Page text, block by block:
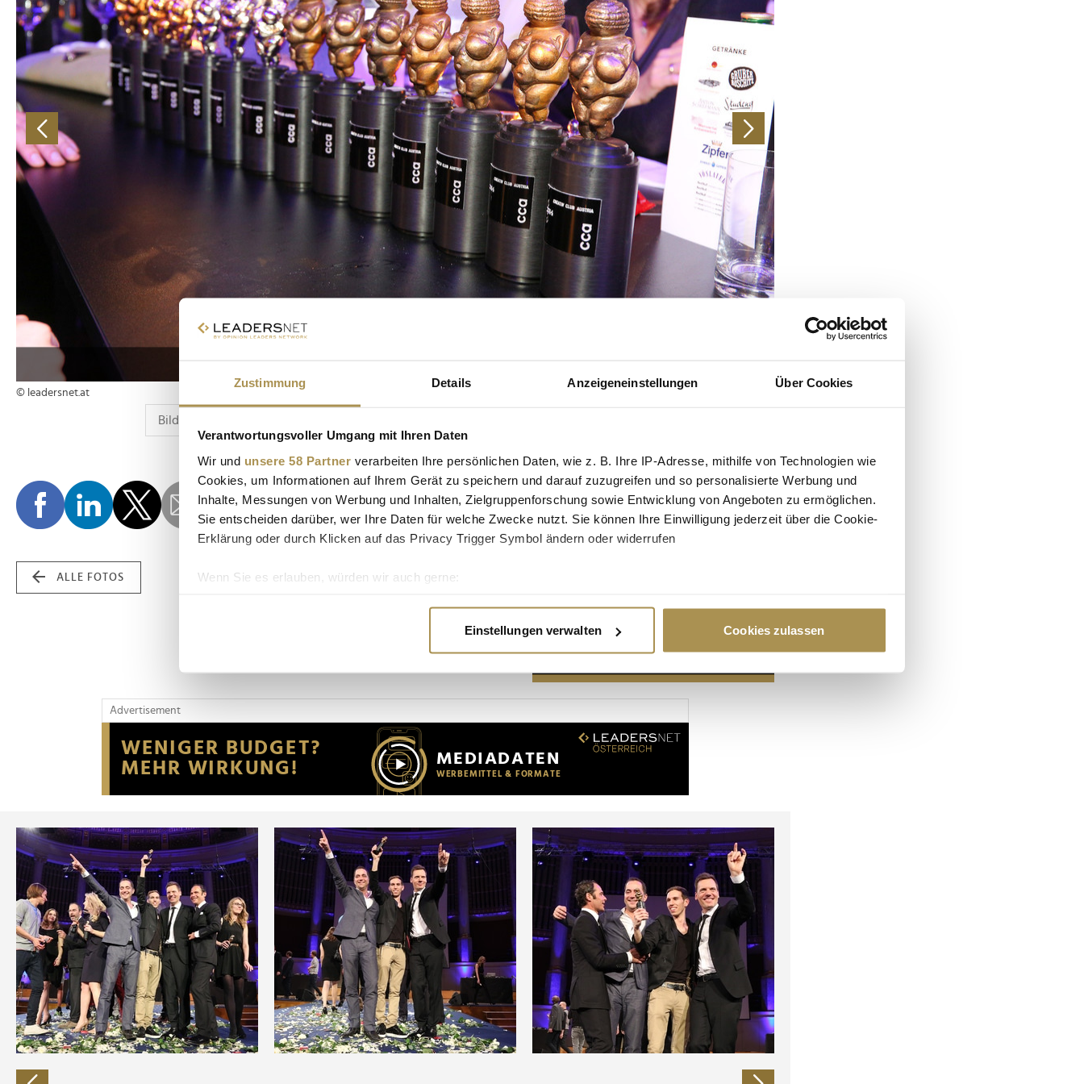
Zustimmung Details Anzeigeneinstellungen Über Cookies
Verantwortungsvoller Umgang mit Ihren Daten
Wir und unsere 58 Partner verarbeiten Ihre persönlichen Daten, wie z. B. Ihre IP-Adresse, mithilfe von Technologien wie
Cookies, um Informationen auf Ihrem Gerät zu speichern und darauf zuzugreifen und so personalisierte Werbung und
Inhalte, Messungen von Werbung und Inhalten, Zielgruppenforschung sowie Entwicklung von Angeboten zu ermöglichen.
Sie entscheiden darüber, wer Ihre Daten für welche Zwecke nutzt. Sie können Ihre Einwilligung jederzeit über die Cookie-
Erklärung oder durch Klicken auf das Privacy Trigger Symbol ändern oder widerrufen
Wenn Sie es erlauben, würden wir auch gerne:
Erfahren Sie mehr darüber, wie Ihre persönlichen Daten verarbeitet werden, und legen Sie Ihre Präferenzen im
Wir verwenden Cookies, um Inhalte und Anzeigen zu personalisieren, Funktionen für soziale Medien anbieten zu können
Website an unsere Partner für soziale Medien, Werbung und Analysen weiter. Unsere Partner führen diese Informationen
möglicherweise mit weiteren Daten zusammen, die Sie ihnen bereitgestellt haben oder die sie im Rahmen Ihrer Nutzung
der Dienste gesammelt haben.
Einstellungen verwalten Cookies zulassen
© leadersnet.at
ALLE FOTOS
Advertisement
Advertisement